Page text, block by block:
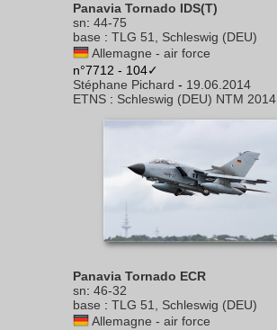
Panavia Tornado IDS(T)
sn: 44-75
base : TLG 51, Schleswig (DEU)
Allemagne - air force
n°7712 - 104✓
Stéphane Pichard - 19.06.2014
ETNS : Schleswig (DEU) NTM 2014
Panavia Tornado ECR
sn: 46-32
base : TLG 51, Schleswig (DEU)
Allemagne - air force